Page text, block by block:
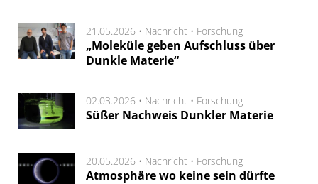
21.05.2026 • Nachricht • Forschung
„Moleküle geben Aufschluss über
Dunkle Materie“
02.03.2026 • Nachricht • Forschung
Süßer Nachweis Dunkler Materie
20.05.2026 • Nachricht • Forschung
Atmosphäre wo keine sein dürfte